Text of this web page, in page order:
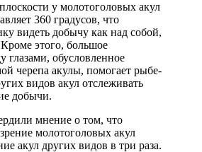
у молотоголовых акул
360 градусов, что
видеть добычу как над собой,
этого, большое
глазами, обусловленное
черепа акулы, помогает рыбе-
видов акул отслеживать
добычи.
мнение о том, что
молотоголовых акул
акул других видов в три раза.